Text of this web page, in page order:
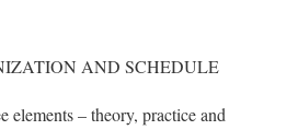
AND SCHEDULE
elements – theory, practice and